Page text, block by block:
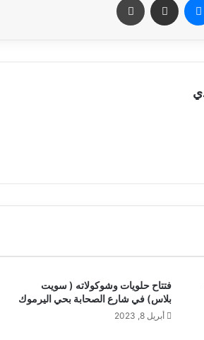
فتتاح حلويات وشوكولاته ( سويت
بلاس) في شارع الصحابة بحي اليرموك
أبريل 8, 2023